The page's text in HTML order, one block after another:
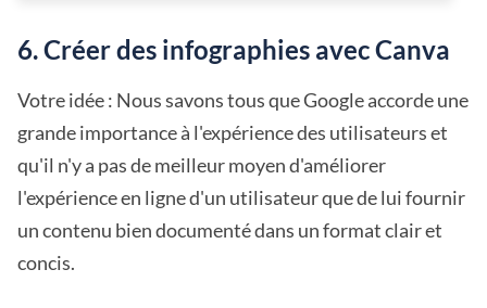
6. Créer des infographies avec Canva
Votre idée : Nous savons tous que Google accorde une
grande importance à l'expérience des utilisateurs et
qu'il n'y a pas de meilleur moyen d'améliorer
l'expérience en ligne d'un utilisateur que de lui fournir
un contenu bien documenté dans un format clair et
concis.